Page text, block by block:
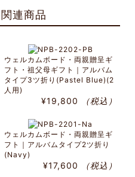
連商品
ウェルカムボード・両親贈呈ギ
フト・祖父母ギフト｜アルバム
タイプ3ツ折り(Pastel Blue)(2
人用)
¥19,800 （税込）
ウェルカムボード・両親贈呈ギ
フト｜アルバムタイプ2ツ折り
(Navy)
¥17,600 （税込）